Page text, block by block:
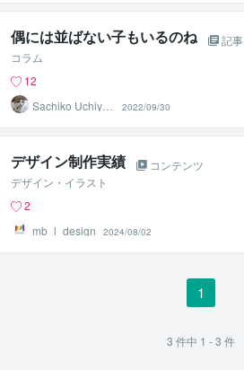
偶には並ばない子もいるのね
記事
コラム
12
Sachiko Uchiya
2022/09/30
デザイン制作実績
コンテンツ
デザイン・イラスト
2
mb_l_design
2024/08/02
1
3 件中 1 - 3 件